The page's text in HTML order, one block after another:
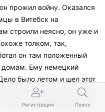
Тула (совсем не
постояли под Тулой. Да
позиционных боёв
штурма самого города.
тележка, но просто как
и непосредственного
если сравнить с
разграничения между ВСУ и
"шумно". А тогда - ну
друг к другу через
прожил войну. Оказался
в Витебск на
строили неясно, он уже и
толком, так,
он там положенный
домам. Ему немецкий
было летом и шел этот
плече, чтобы не топтать
встретили партизаны и
Регистрация Поиск